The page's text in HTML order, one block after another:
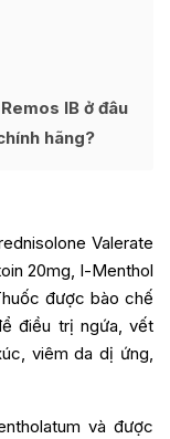
IB ở đâu
hãng?
Valerate
20mg, l-Menthol
được bào chế
điều trị ngứa, vết
viêm da dị ứng,
và được